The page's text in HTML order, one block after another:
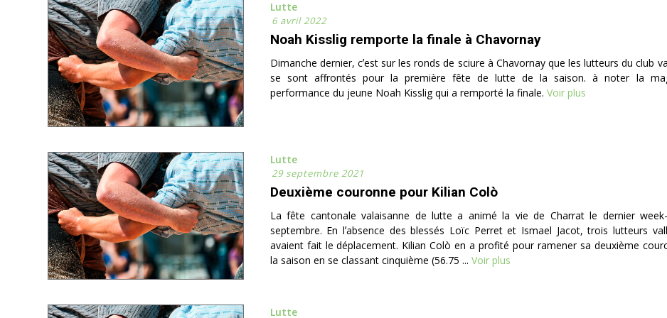
Lutte
6 avril 2022
Noah Kisslig remporte la finale à Chavornay
Dimanche dernier, cʼest sur les ronds de sciure à Chavornay que les lutteurs du club
se sont affrontés pour la première fête de lutte de la saison. à noter la
performance du jeune Noah Kisslig qui a remporté la finale. Voir plus
Lutte
29 septembre 2021
Deuxième couronne pour Kilian Colò
La fête cantonale valaisanne de lutte a animé la vie de Charrat le dernier
septembre. En lʼabsence des blessés Loïc Perret et Ismael Jacot, trois lutteurs
avaient fait le déplacement. Kilian Colò en a profité pour ramener sa deuxième
la saison en se classant cinquième (56.75 ... Voir plus
Lutte